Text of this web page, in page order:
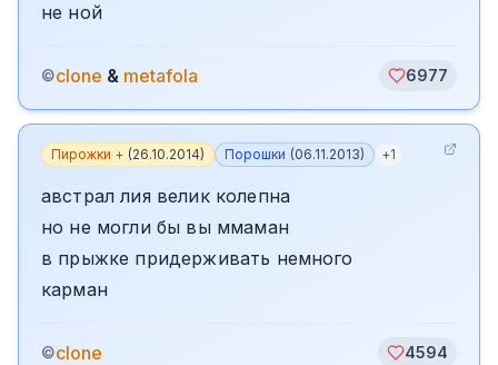
не ной
©clone & metafola 6977
Пирожки + (26.10.2014) Порошки (06.11.2013) +1
австрал лия велик колепна
но не могли бы вы ммаман
в прыжке придерживать немного
карман
©clone 4594